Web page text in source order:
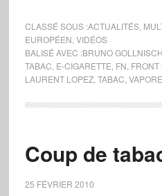
CLASSÉ SOUS :ACTUALITÉS,
EUROPÉEN VIDÉOS
BALISÉ AVEC :BRUNO GOLLNISCH
TABAC E-CIGARETTE FN FRONT
LAURENT LOPEZ, TABAC
Coup de
25 FÉVRIER 2010